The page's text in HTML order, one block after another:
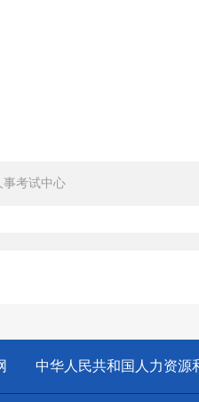
事考试中心
中华人民共和国人力资源